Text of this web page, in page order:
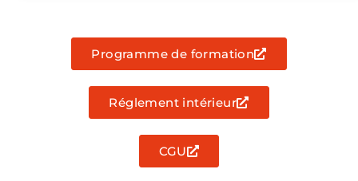
Programme de formation
Réglement intérieur
CGU